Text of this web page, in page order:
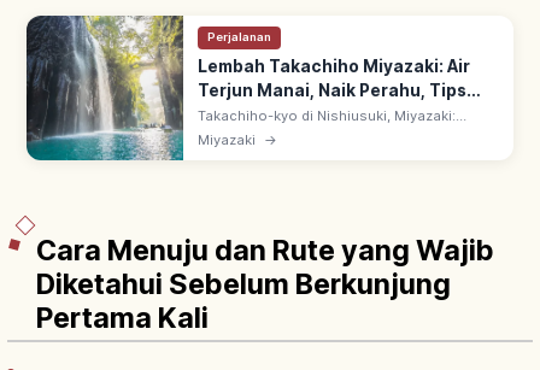
Perjalanan
Lembah Takachiho Miyazaki: Air
Terjun Manai, Naik Perahu, Tips
Berkunjung
Takachiho-kyo di Nishiusuki, Miyazaki:
ngarai dari aliran piroklastik Gunung Aso
dengan kekar kolom (chujo setsuri). Naik
Miyazaki →
Cara Menuju dan Rute yang Wajib
Diketahui Sebelum Berkunjung
Pertama Kali